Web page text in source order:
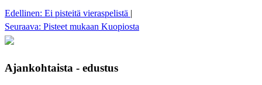
Edellinen: Ei pisteitä vieraspelistä |
Seuraava: Pisteet mukaan Kuopiosta
Ajankohtaista - edustus